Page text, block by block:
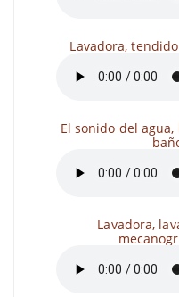
Lavadora,
El sonido del
Lavadora,